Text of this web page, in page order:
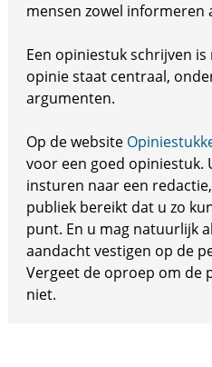
mensen zowel informeren
Een opiniestuk schrijven
opinie staat centraal,
argumenten.
Op de website
voor een goed opiniestuk.
insturen naar een
publiek bereikt dat u zo
punt. En u mag natuurlijk
aandacht vestigen op de
Vergeet de oproep om de
niet.